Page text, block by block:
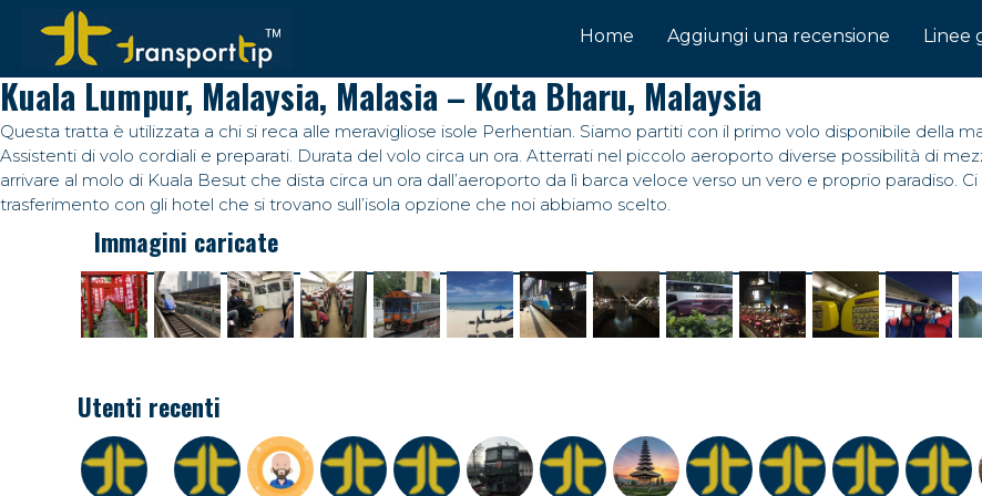
Home Aggiungi una recensione Linee
Kuala Lumpur, Malaysia, Malasia – Kota Bharu, Malaysia
Questa tratta è utilizzata a chi si reca alle meravigliose isole Perhentian. Siamo partiti con il primo volo disponibile della
Assistenti di volo cordiali e preparati. Durata del volo circa un ora. Atterrati nel piccolo aeroporto diverse possibilità di
arrivare al molo di Kuala Besut che dista circa un ora dall’aeroporto da lì barca veloce verso un vero e proprio paradiso.
trasferimento con gli hotel che si trovano sull’isola opzione che noi abbiamo scelto.
Immagini caricate
Utenti recenti